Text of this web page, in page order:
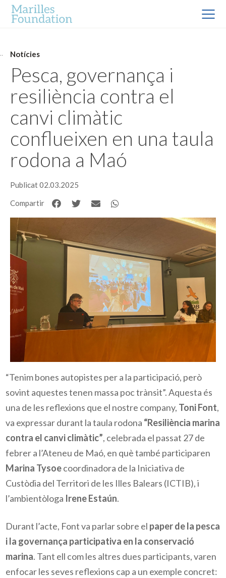
Notícies
Pesca, governança i
resiliència contra el
canvi climàtic
conflueixen en una taula
rodona a Maó
Publicat 02.03.2025
Compartir
“Tenim bones autopistes per a la participació, però
sovint aquestes tenen massa poc trànsit”. Aquesta és
una de les reflexions que el nostre company, Toni Font,
va expressar durant la taula rodona “Resiliència marina
contra el canvi climàtic”, celebrada el passat 27 de
febrer a l’Ateneu de Maó, en què també participaren
Marina Tysoecoordinadora de la Iniciativa de
Custòdia del Territori de les Illes Balears (ICTIB), i
l’ambientòloga Irene Estaún.
Durant l’acte, Font va parlar sobre el paper de la pesca
i la governança participativa en la conservació
marina. Tant ell com les altres dues participants, varen
enfocar les seves reflexions cap a un exemple concret: